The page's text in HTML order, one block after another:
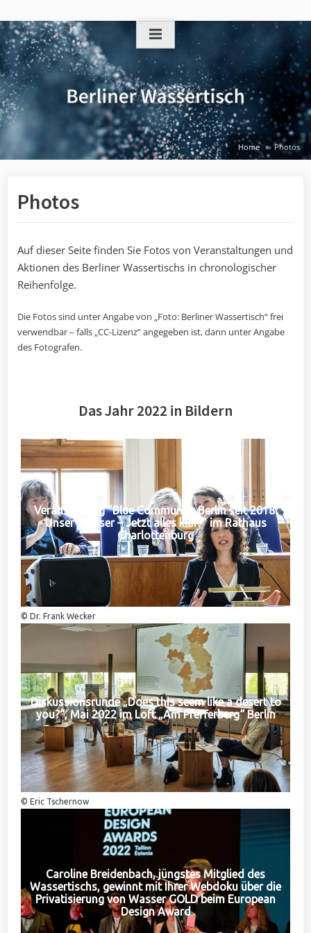
to
content
Home Photos
Photos
Auf dieser Seite finden Sie Fotos von Veranstaltungen und
Aktionen des Berliner Wassertischs in chronologischer
Reihenfolge.
Die Fotos sind unter Angabe von „Foto: Berliner Wassertisch“ frei
verwendbar – falls „CC-Lizenz“ angegeben ist, dann unter Angabe
des Fotografen.
Das Jahr 2022 in Bildern
Veranstaltung "Blue Community Berlin seit 2018:
Unser Wasser – Jetzt alles klar?" im Rathaus
Charlottenburg
© Dr. Frank Wecker
Diskussionsrunde „Does this seem like a desert to
you?“, Mai 2022 im Loft „Am Pfefferberg“ Berlin
© Eric Tschernow
Caroline Breidenbach, jüngstes Mitglied des
Wassertischs, gewinnt mit Ihrer Webdoku über die
Privatisierung von Wasser GOLD beim European
Design Award